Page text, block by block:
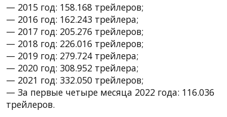
— 2015 год: 158.168 трейлеров;
— 2016 год: 162.243 трейлера;
— 2017 год: 205.276 трейлеров;
— 2018 год: 226.016 трейлеров;
— 2019 год: 279.724 трейлера;
— 2020 год: 308.952 трейлера;
— 2021 год: 332.050 трейлеров;
— За первые четыре месяца 2022 года: 116.036
трейлеров.